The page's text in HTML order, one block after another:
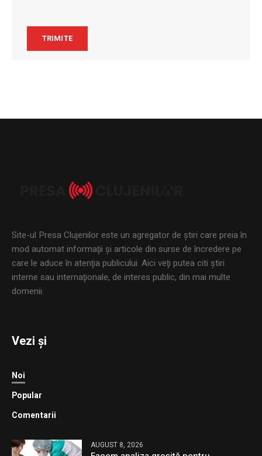
Site-ul Presa Clujenilor este un agregator de ştiri care preia în
mod automat informaţii şi articole din surse de încredere pe
care le aduce în atenţia publicului. Aici veţi putea citi ştiri
interne sau internaţionale, de interes public, din mai multe
domenii.
Vezi și
Noi
Popular
Comentarii
AUGUST 8, 2026